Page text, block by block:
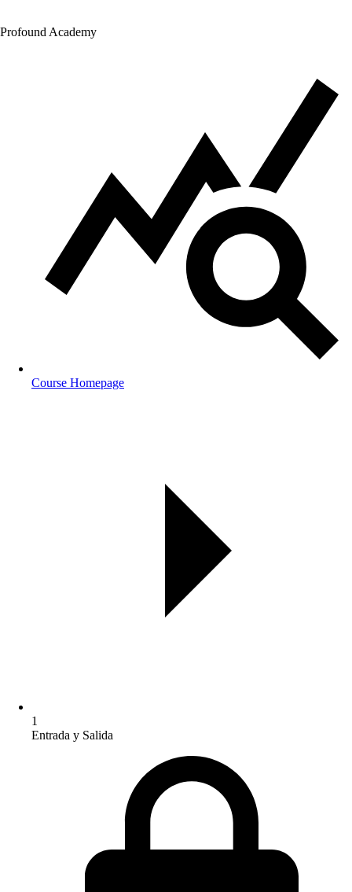
Profound Academy
Course Homepage
1
Entrada y Salida